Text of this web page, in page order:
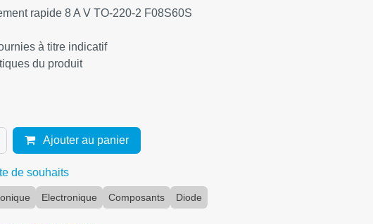
rapide 8 A V TO-220-2 F08S60S
à titre indicatif
du produit
Ajouter au panier
de souhaits
Electronique Composants Diode